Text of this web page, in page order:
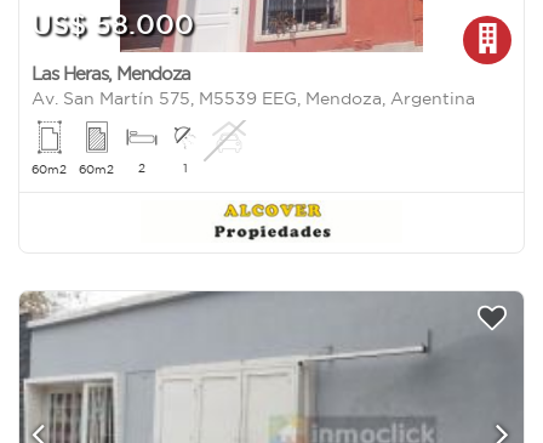
US$ 58.000
Las Heras, Mendoza
Av. San Martín 575, M5539 EEG, Mendoza, Argentina
60m2 60m2 2 1